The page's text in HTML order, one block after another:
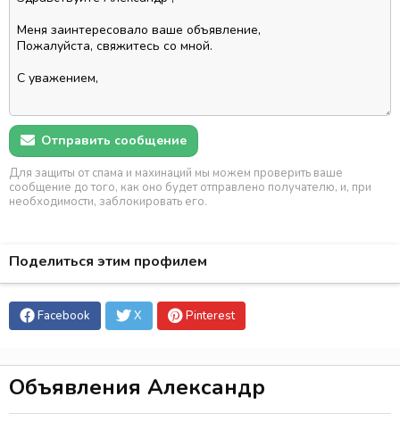
Отправить сообщение
Для защиты от спама и махинаций мы можем проверить ваше
сообщение до того, как оно будет отправлено получателю, и, при
необходимости, заблокировать его.
Поделиться этим профилем
Facebook X Pinterest
Объявления Александр